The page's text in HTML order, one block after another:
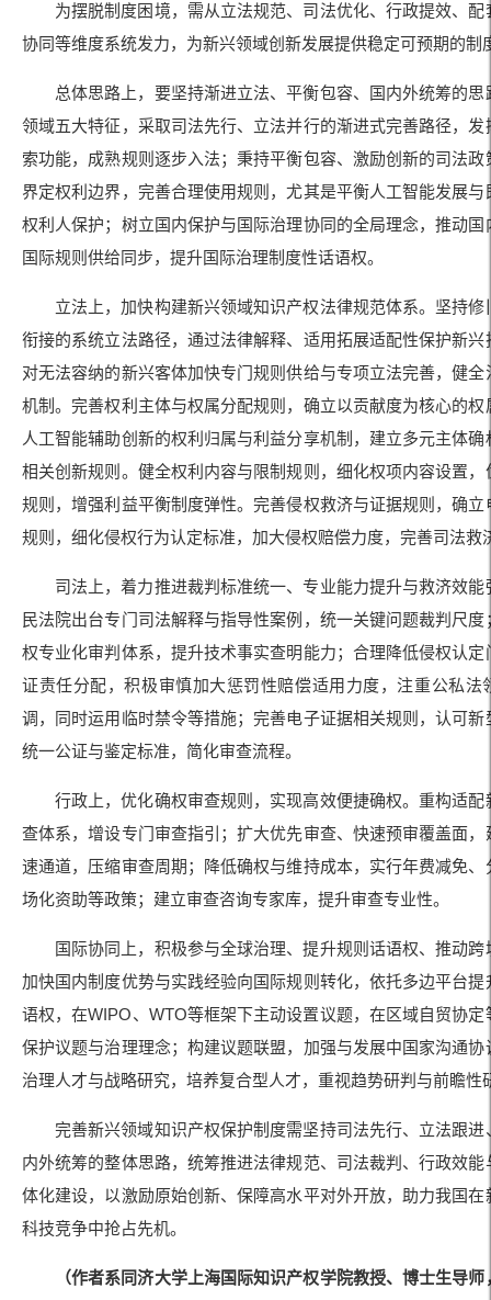
为摆脱制度困境，需从立法规范、司法优化、行政提效、配
协同等维度系统发力，为新兴领域创新发展提供稳定可预期的制
总体思路上，要坚持渐进立法、平衡包容、国内外统筹的思
领域五大特征，采取司法先行、立法并行的渐进式完善路径，发
索功能，成熟规则逐步入法；秉持平衡包容、激励创新的司法政
界定权利边界，完善合理使用规则，尤其是平衡人工智能发展与
权利人保护；树立国内保护与国际治理协同的全局理念，推动国
国际规则供给同步，提升国际治理制度性话语权。
立法上，加快构建新兴领域知识产权法律规范体系。坚持修
衔接的系统立法路径，通过法律解释、适用拓展适配性保护新兴
对无法容纳的新兴客体加快专门规则供给与专项立法完善，健全
机制。完善权利主体与权属分配规则，确立以贡献度为核心的权
人工智能辅助创新的权利归属与利益分享机制，建立多元主体确
相关创新规则。健全权利内容与限制规则，细化权项内容设置，
规则，增强利益平衡制度弹性。完善侵权救济与证据规则，确立
规则，细化侵权行为认定标准，加大侵权赔偿力度，完善司法救
司法上，着力推进裁判标准统一、专业能力提升与救济效能
民法院出台专门司法解释与指导性案例，统一关键问题裁判尺度
权专业化审判体系，提升技术事实查明能力；合理降低侵权认定
证责任分配，积极审慎加大惩罚性赔偿适用力度，注重公私法
调，同时运用临时禁令等措施；完善电子证据相关规则，认可新
统一公证与鉴定标准，简化审查流程。
行政上，优化确权审查规则，实现高效便捷确权。重构适配
查体系，增设专门审查指引；扩大优先审查、快速预审覆盖面，
速通道，压缩审查周期；降低确权与维持成本，实行年费减免、
场化资助等政策；建立审查咨询专家库，提升审查专业性。
国际协同上，积极参与全球治理、提升规则话语权、推动跨
加快国内制度优势与实践经验向国际规则转化，依托多边平台提
语权，在WIPO、WTO等框架下主动设置议题，在区域自贸协定
保护议题与治理理念；构建议题联盟，加强与发展中国家沟通协
治理人才与战略研究，培养复合型人才，重视趋势研判与前瞻性
完善新兴领域知识产权保护制度需坚持司法先行、立法跟进
内外统筹的整体思路，统筹推进法律规范、司法裁判、行政效能
体化建设，以激励原始创新、保障高水平对外开放，助力我国在
科技竞争中抢占先机。
（作者系同济大学上海国际知识产权学院教授、博士生导